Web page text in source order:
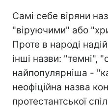
Самі себе віряни
"віруючими" або
Проте в народі
інші назви: "темні",
найпопулярніша -
неофіційна назва
протестантської